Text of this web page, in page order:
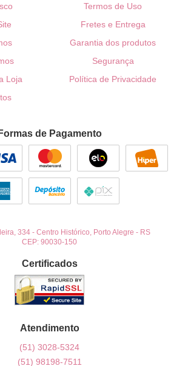
Loja
Termos de Uso
Fretes e Entrega
Garantia dos produtos
Segurança
Política de Privacidade
Formas de Pagamento
334- Centro Histórico, Porto Alegre - RS
CEP: 90030-150
Certificados
Atendimento
(51) 3028-5324
(51) 98198-7511